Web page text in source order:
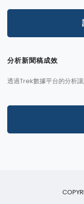
分析新聞稿成效
透過Trek數據平台的分析